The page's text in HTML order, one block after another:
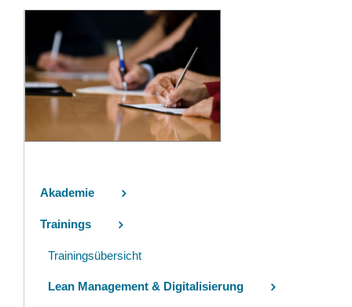
Akademie
Trainings
Trainingsübersicht
Lean Management & Digitalisierung